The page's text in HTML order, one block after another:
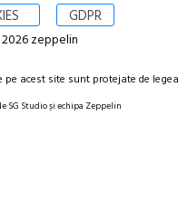
GDPR
zeppelin
acest site sunt protejate de legea
SG Studio și echipa Zeppelin